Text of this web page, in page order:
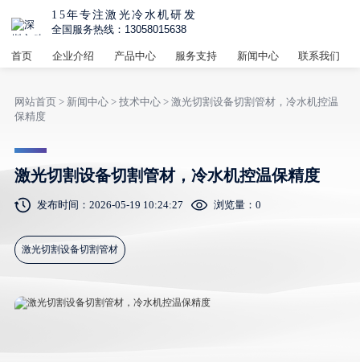
15年专注激光冷水机研发
全国服务热线：13058015638
首页 企业介绍 产品中心 服务支持 新闻中心 联系我们
网站首页> 新闻中心> 技术中心> 激光切割设备切割管材，冷水机控温
保精度
激光切割设备切割管材，冷水机控温保精度
发布时间：2026-05-19 10:24:27 浏览量： 0
激光切割设备切割管材